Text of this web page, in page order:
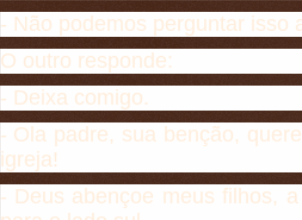
- Não podemos perguntar isso
O outro responde:
- Deixa comigo.
- Ola padre, sua benção,
igreja!
- Deus abençoe meus filhos,